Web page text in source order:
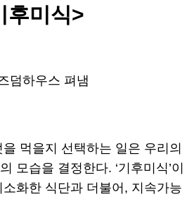
후미식>
덤하우스 펴냄
먹을지 선택하는 일은 우리의
모습을 결정한다. ‘기후미식’이
화한 식단과 더불어, 지속가능